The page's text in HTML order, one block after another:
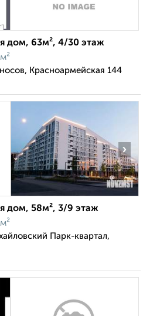
дом, 63м², 4/30 этаж
Красноармейская 144
›
дом, 58м², 3/9 этаж
Парк-квартал,